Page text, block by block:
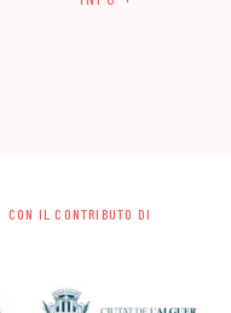
CON IL CONTRIBUTO DI